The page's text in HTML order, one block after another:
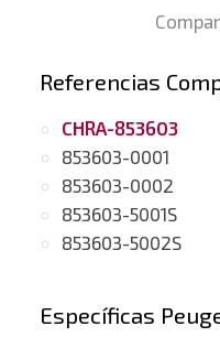
Referencias
CHRA-853603
853603-0001
853603-0002
853603-5001S
853603-5002S
Específicas